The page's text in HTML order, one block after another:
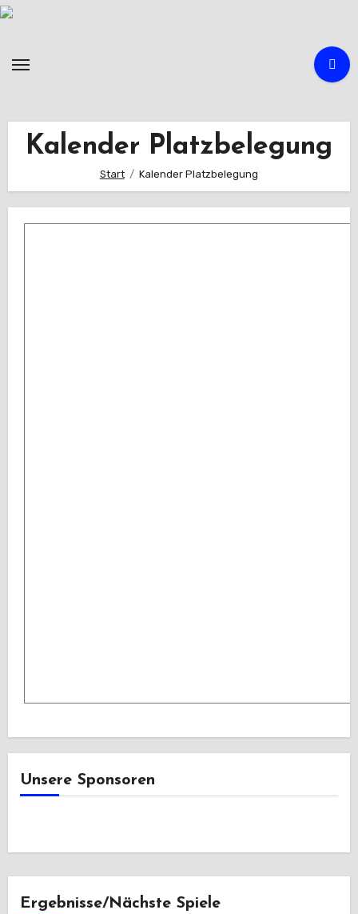
Zum
Kalender Platzbelegung
Start Kalender Platzbelegung
Unsere Sponsoren
Ergebnisse/Nächste Spiele